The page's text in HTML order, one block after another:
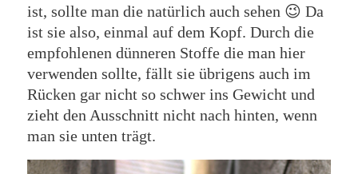
ist, sollte man die natürlich auch sehen 😉 Da
ist sie also, einmal auf dem Kopf. Durch die
empfohlenen dünneren Stoffe die man hier
verwenden sollte, fällt sie übrigens auch im
Rücken gar nicht so schwer ins Gewicht und
zieht den Ausschnitt nicht nach hinten, wenn
man sie unten trägt.